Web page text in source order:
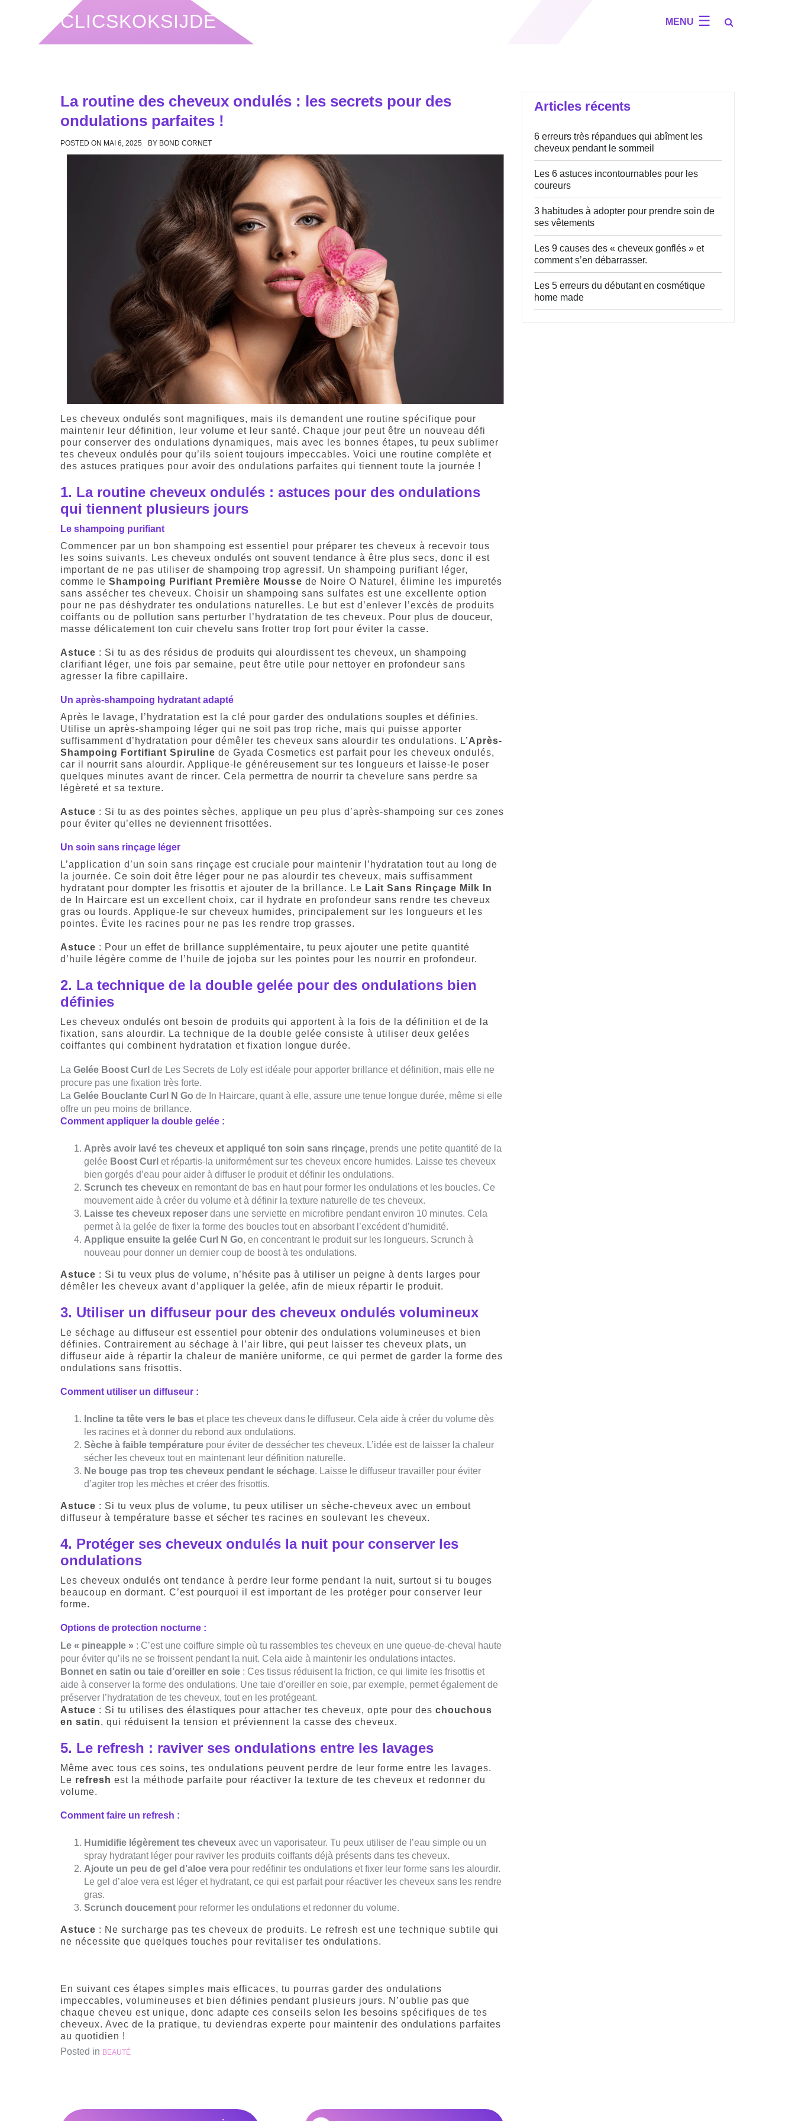
CLICSKOKSIJDE ☰
Articles récents
6 erreurs très répandues qui abîment les
cheveux pendant le sommeil
Les 6 astuces incontournables pour les
coureurs
3 habitudes à adopter pour prendre soin de
ses vêtements
Les 9 causes des « cheveux gonflés » et
comment s’en débarrasser.
Les 5 erreurs du débutant en cosmétique
home made
La routine des cheveux ondulés : les secrets pour des
ondulations parfaites !
POSTED ON MAI 6, 2025 BY BOND CORNET
Les cheveux ondulés sont magnifiques, mais ils demandent une routine spécifique pour
maintenir leur définition, leur volume et leur santé. Chaque jour peut être un nouveau défi
pour conserver des ondulations dynamiques, mais avec les bonnes étapes, tu peux sublimer
tes cheveux ondulés pour qu’ils soient toujours impeccables. Voici une routine complète et
des astuces pratiques pour avoir des ondulations parfaites qui tiennent toute la journée !
1. La routine cheveux ondulés : astuces pour des ondulations
qui tiennent plusieurs jours
Le shampoing purifiant
Commencer par un bon shampoing est essentiel pour préparer tes cheveux à recevoir tous
les soins suivants. Les cheveux ondulés ont souvent tendance à être plus secs, donc il est
important de ne pas utiliser de shampoing trop agressif. Un shampoing purifiant léger,
comme le Shampoing Purifiant Première Mousse de Noire O Naturel, élimine les impuretés
sans assécher tes cheveux. Choisir un shampoing sans sulfates est une excellente option
pour ne pas déshydrater tes ondulations naturelles. Le but est d’enlever l’excès de produits
coiffants ou de pollution sans perturber l’hydratation de tes cheveux. Pour plus de douceur,
masse délicatement ton cuir chevelu sans frotter trop fort pour éviter la casse.
Astuce : Si tu as des résidus de produits qui alourdissent tes cheveux, un shampoing
clarifiant léger, une fois par semaine, peut être utile pour nettoyer en profondeur sans
agresser la fibre capillaire.
Un après-shampoing hydratant adapté
Après le lavage, l’hydratation est la clé pour garder des ondulations souples et définies.
Utilise un après-shampoing
léger qui ne soit pas trop riche, mais qui puisse apporter
suffisamment d’hydratation pour démêler tes cheveux sans alourdir tes ondulations. L’Après-
Shampoing Fortifiant Spiruline de Gyada Cosmetics est parfait pour les cheveux ondulés,
car il nourrit sans alourdir. Applique-le généreusement sur tes longueurs et laisse-le poser
quelques minutes avant de rincer. Cela permettra de nourrir ta chevelure sans perdre sa
légèreté et sa texture.
Astuce : Si tu as des pointes sèches, applique un peu plus d’après-shampoing sur ces zones
pour éviter qu’elles ne deviennent frisottées.
Un soin sans rinçage léger
L’application d’un soin sans rinçage est cruciale pour maintenir l’hydratation tout au long de
la journée. Ce soin doit être léger pour ne pas alourdir tes cheveux, mais suffisamment
hydratant pour dompter les frisottis et ajouter de la brillance. Le Lait Sans Rinçage Milk In
de In Haircare est un excellent choix, car il hydrate en profondeur sans rendre tes cheveux
gras ou lourds. Applique-le sur cheveux humides, principalement sur les longueurs et les
pointes. Évite les racines pour ne pas les rendre trop grasses.
Astuce : Pour un effet de brillance supplémentaire, tu peux ajouter une petite quantité
d’huile légère comme de l’huile de jojoba sur les pointes pour les nourrir en profondeur.
2. La technique de la double gelée pour des ondulations bien
définies
Les cheveux ondulés ont besoin de produits qui apportent à la fois de la définition et de la
fixation, sans alourdir. La technique de la double gelée consiste à utiliser deux gelées
coiffantes qui combinent hydratation et fixation longue durée.
La Gelée Boost Curl de Les Secrets de Loly est idéale pour apporter brillance et définition, mais elle ne
procure pas une fixation très forte.
La Gelée Bouclante Curl N Go de In Haircare, quant à elle, assure une tenue longue durée, même si elle
offre un peu moins de brillance.
Comment appliquer la double gelée :
Après avoir lavé tes cheveux et appliqué ton soin sans rinçage, prends une petite quantité de la
gelée Boost Curl et répartis-la uniformément sur tes cheveux encore humides. Laisse tes cheveux
bien gorgés d’eau pour aider à diffuser le produit et définir les ondulations.
Scrunch tes cheveux en remontant de bas en haut pour former les ondulations et les boucles. Ce
mouvement aide à créer du volume et à définir la texture naturelle de tes cheveux.
Laisse tes cheveux reposer dans une serviette en microfibre pendant environ 10 minutes. Cela
permet à la gelée de fixer la forme des boucles tout en absorbant l’excédent d’humidité.
Applique ensuite la gelée Curl N Go, en concentrant le produit sur les longueurs. Scrunch à
nouveau pour donner un dernier coup de boost à tes ondulations.
Astuce : Si tu veux plus de volume, n’hésite pas à utiliser un peigne à dents larges pour
démêler les cheveux avant d’appliquer la gelée, afin de mieux répartir le produit.
3. Utiliser un diffuseur pour des cheveux ondulés volumineux
Le séchage au diffuseur est essentiel pour obtenir des ondulations volumineuses et bien
définies. Contrairement au séchage à l’air libre, qui peut laisser tes cheveux plats, un
diffuseur aide à répartir la chaleur de manière uniforme, ce qui permet de garder la forme des
ondulations sans frisottis.
Comment utiliser un diffuseur :
Incline ta tête vers le bas et place tes cheveux dans le diffuseur. Cela aide à créer du volume dès
les racines et à donner du rebond aux ondulations.
Sèche à faible température pour éviter de dessécher tes cheveux. L’idée est de laisser la chaleur
sécher les cheveux tout en maintenant leur définition naturelle.
Ne bouge pas trop tes cheveux pendant le séchage. Laisse le diffuseur travailler pour éviter
d’agiter trop les mèches et créer des frisottis.
Astuce : Si tu veux plus de volume, tu peux utiliser un sèche-cheveux avec un embout
diffuseur à température basse et sécher tes racines en soulevant les cheveux.
4. Protéger ses cheveux ondulés la nuit pour conserver les
ondulations
Les cheveux ondulés ont tendance à perdre leur forme pendant la nuit, surtout si tu bouges
beaucoup en dormant. C’est pourquoi il est important de les protéger pour conserver leur
forme.
Options de protection nocturne :
Le « pineapple » : C’est une coiffure simple où tu rassembles tes cheveux en une queue-de-cheval haute
pour éviter qu’ils ne se froissent pendant la nuit. Cela aide à maintenir les ondulations intactes.
Bonnet en satin ou taie d’oreiller en soie : Ces tissus réduisent la friction, ce qui limite les frisottis et
aide à conserver la forme des ondulations. Une taie d’oreiller en soie, par exemple, permet également de
préserver l’hydratation de tes cheveux, tout en les protégeant.
Astuce : Si tu utilises des élastiques pour attacher tes cheveux, opte pour des chouchous
en satin, qui réduisent la tension et préviennent la casse des cheveux.
5. Le refresh : raviver ses ondulations entre les lavages
Même avec tous ces soins, tes ondulations peuvent perdre de leur forme entre les lavages.
Le refresh est la méthode parfaite pour réactiver la texture de tes cheveux et redonner du
volume.
Comment faire un refresh :
Humidifie légèrement tes cheveux avec un vaporisateur. Tu peux utiliser de l’eau simple ou un
spray hydratant léger pour raviver les produits coiffants déjà présents dans tes cheveux.
Ajoute un peu de gel d’aloe vera pour redéfinir tes ondulations et fixer leur forme sans les alourdir.
Le gel d’aloe vera est léger et hydratant, ce qui est parfait pour réactiver les cheveux sans les rendre
gras.
Scrunch doucement pour reformer les ondulations et redonner du volume.
Astuce : Ne surcharge pas tes cheveux de produits. Le refresh est une technique subtile qui
ne nécessite que quelques touches pour revitaliser tes ondulations.
En suivant ces étapes simples mais efficaces, tu pourras garder des ondulations
impeccables, volumineuses et bien définies pendant plusieurs jours. N’oublie pas que
chaque cheveu est unique, donc adapte ces conseils selon les besoins spécifiques de tes
cheveux. Avec de la pratique, tu deviendras experte pour maintenir des ondulations parfaites
au quotidien !
Posted in BEAUTÉ
Navigation